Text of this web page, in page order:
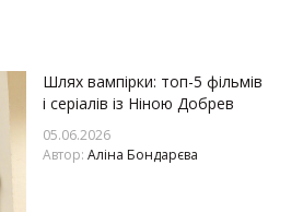
Шлях вампірки: топ-5 фільмів
і серіалів із Ніною Добрев
05.06.2026
Автор: Аліна Бондарєва